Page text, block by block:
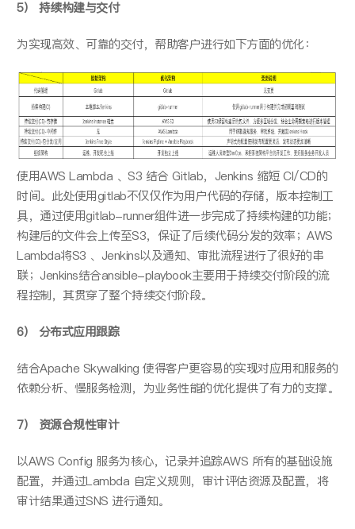
5） 持续构建与交付
为实现高效、可靠的交付，帮助客户进行如下方面的优化：
使用AWS Lambda 、S3 结合 Gitlab，Jenkins 缩短 CI/CD的
时间。此处使用gitlab不仅仅作为用户代码的存储，版本控制工
具，通过使用gitlab-runner组件进一步完成了持续构建的功能；
构建后的文件会上传至S3，保证了后续代码分发的效率；AWS
Lambda将S3 、Jenkins以及通知、审批流程进行了很好的串
联；Jenkins结合ansible-playbook主要用于持续交付阶段的流
程控制，其贯穿了整个持续交付阶段。
6） 分布式应用跟踪
结合Apache Skywalking 使得客户更容易的实现对应用和服务的
依赖分析、慢服务检测，为业务性能的优化提供了有力的支撑。
7） 资源合规性审计
以AWS Config 服务为核心，记录并追踪AWS 所有的基础设施
配置，并通过Lambda 自定义规则，审计评估资源及配置，将
审计结果通过SNS 进行通知。